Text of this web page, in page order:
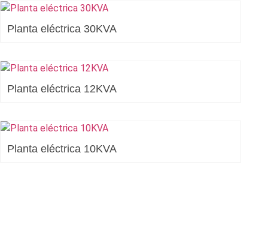
Planta eléctrica 30KVA
Planta eléctrica 12KVA
Planta eléctrica 10KVA